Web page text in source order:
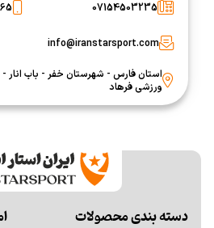
07154503235
info@iranstarsport.com
استان فارس - شهرستان خفر - باب انار -
ورزشی فرهاد
دسته بندی محصولات